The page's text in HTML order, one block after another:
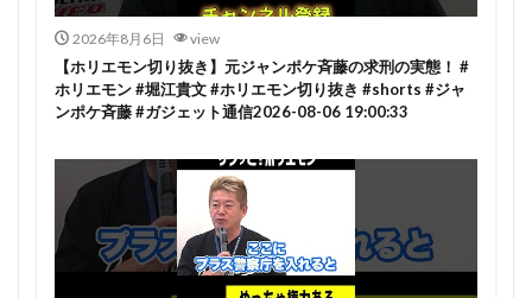
2026年8月6日 view
【ホリエモン切り抜き】元ジャンポケ斉藤の求刑の実態！ #
ホリエモン #堀江貴文 #ホリエモン切り抜き #shorts #ジャ
ンポケ斉藤 #ガジェット通信2026-08-06 19:00:33